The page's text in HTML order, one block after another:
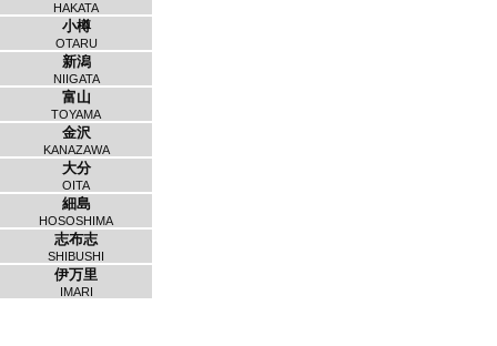
HAKATA
小樽
OTARU
新潟
NIIGATA
富山
TOYAMA
金沢
KANAZAWA
大分
OITA
細島
HOSOSHIMA
志布志
SHIBUSHI
伊万里
IMARI